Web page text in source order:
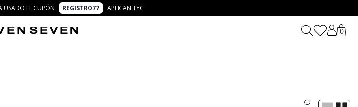
USADO EL CUPÓN REGISTRO77 APLICAN TYC
0